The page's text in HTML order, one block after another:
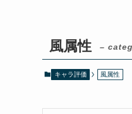
風属性 –
キャラ評価 風属性